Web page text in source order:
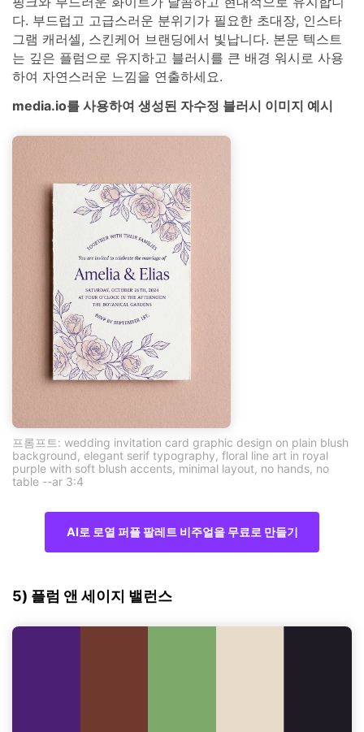
다. 부드럽고 고급스러운 분위기가 필요한 초대장, 인스타
그램 캐러셀, 스킨케어 브랜딩에서 빛납니다. 본문 텍스트
는 깊은 플럼으로 유지하고 블러시를 큰 배경 워시로 사용
하여 자연스러운 느낌을 연출하세요.
media.io를 사용하여 생성된 자수정 블러시 이미지 예시
프롬프트: wedding invitation card graphic design on plain blush
background, elegant serif typography, floral line art in royal
purple with soft blush accents, minimal layout, no hands, no
table --ar 3:4
AI로 로열 퍼플 팔레트 비주얼을 무료로 만들기
5) 플럼 앤 세이지 밸런스